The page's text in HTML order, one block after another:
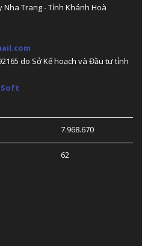
Nha Trang - Tỉnh Khánh Hoà
do Sở Kế hoạch và Đầu tư tỉnh
7.968.670
62